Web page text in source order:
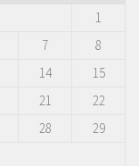
1
7
8
14
15
21
22
28
29